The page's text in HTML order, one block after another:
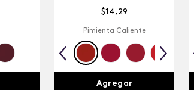
$14, 29
Pimienta Caliente
Agregar